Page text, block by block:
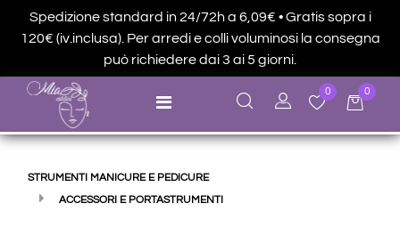
Spedizione standard in 24/72h a 6,09€ • Gratis sopra i
120€ (iv.inclusa). Per arredi e colli voluminosi la consegna
può richiedere dai 3 ai 5 giorni.
Open menu
0 0
STRUMENTI MANICURE E PEDICURE
ACCESSORI E PORTASTRUMENTI